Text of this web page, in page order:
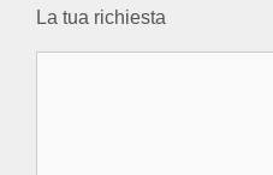
La tua richiesta